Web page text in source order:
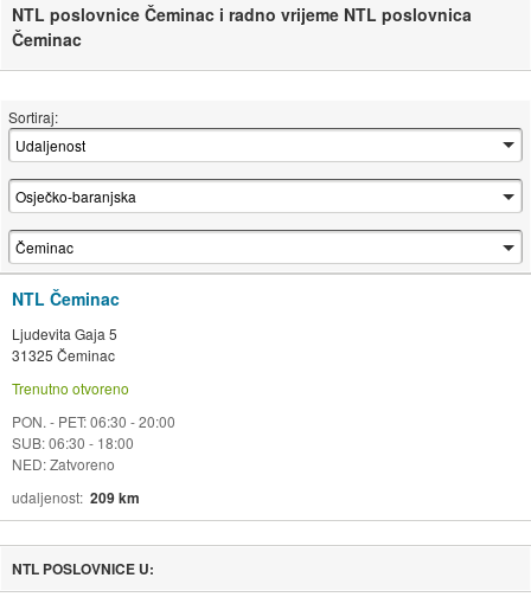
NTL poslovnice Čeminac i radno vrijeme NTL poslovnica
Čeminac
Sortiraj:
NTL Čeminac
Ljudevita Gaja 5
31325 Čeminac
Trenutno otvoreno
PON. - PET: 06:30 - 20:00
SUB: 06:30 - 18:00
NED: Zatvoreno
udaljenost 209 km
NTL POSLOVNICE U: